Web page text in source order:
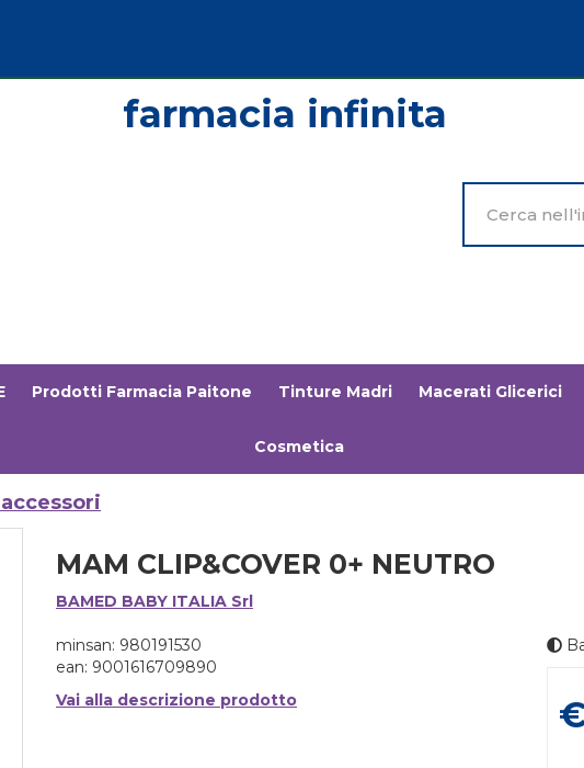
Prodotto
Prodotti Farmacia Paitone Tinture Madri Macerati Glicerici
Cosmetica
MAM CLIP&COVER 0+ NEUTRO
BAMED BABY ITALIA Srl
minsan: 980191530
ean: 9001616709890
Vai alla descrizione prodotto